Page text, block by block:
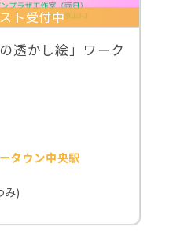
ト受付中
透かし絵」ワーク
タウン中央駅
み)